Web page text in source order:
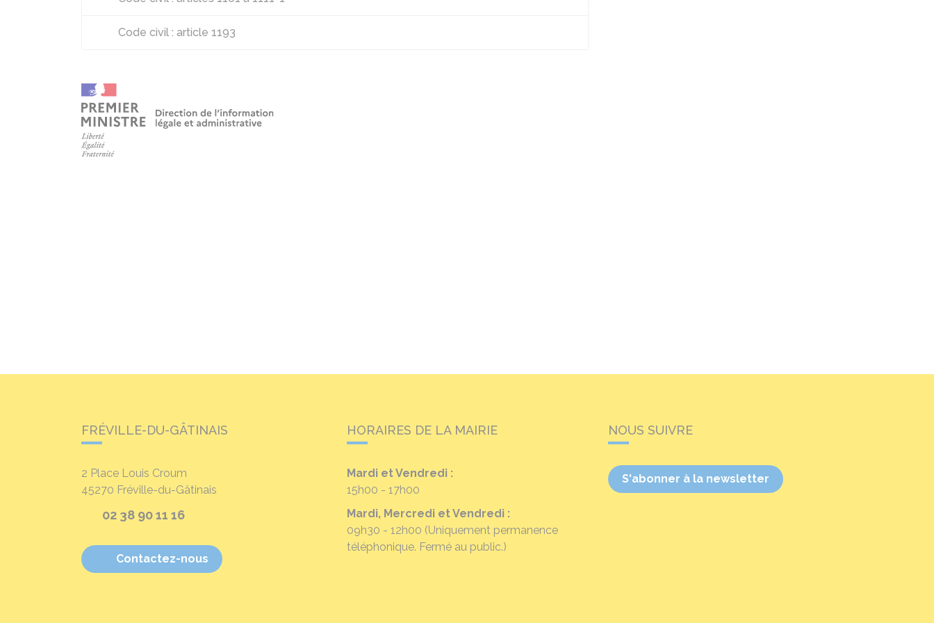
Code civil : article 1193
FRÉVILLE-DU-GÂTINAIS
2 Place Louis Croum
45270 Fréville-du-Gâtinais
02 38 90 11 16
Contactez-nous
HORAIRES DE LA MAIRIE
Mardi et Vendredi :
15h00 - 17h00
Mardi, Mercredi et Vendredi :
09h30 - 12h00 (Uniquement permanence
téléphonique. Fermé au public.)
NOUS SUIVRE
S'abonner à la newsletter